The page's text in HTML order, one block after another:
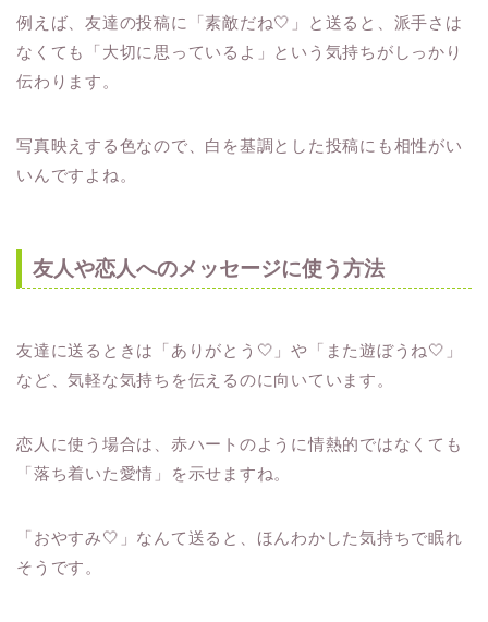
例えば、友達の投稿に「素敵だね🤍」と送ると、派手さは
なくても「大切に思っているよ」という気持ちがしっかり
伝わります。
写真映えする色なので、白を基調とした投稿にも相性がい
いんですよね。
友人や恋人へのメッセージに使う方法
友達に送るときは「ありがとう🤍」や「また遊ぼうね🤍」
など、気軽な気持ちを伝えるのに向いています。
恋人に使う場合は、赤ハートのように情熱的ではなくても
「落ち着いた愛情」を示せますね。
「おやすみ🤍」なんて送ると、ほんわかした気持ちで眠れ
そうです。